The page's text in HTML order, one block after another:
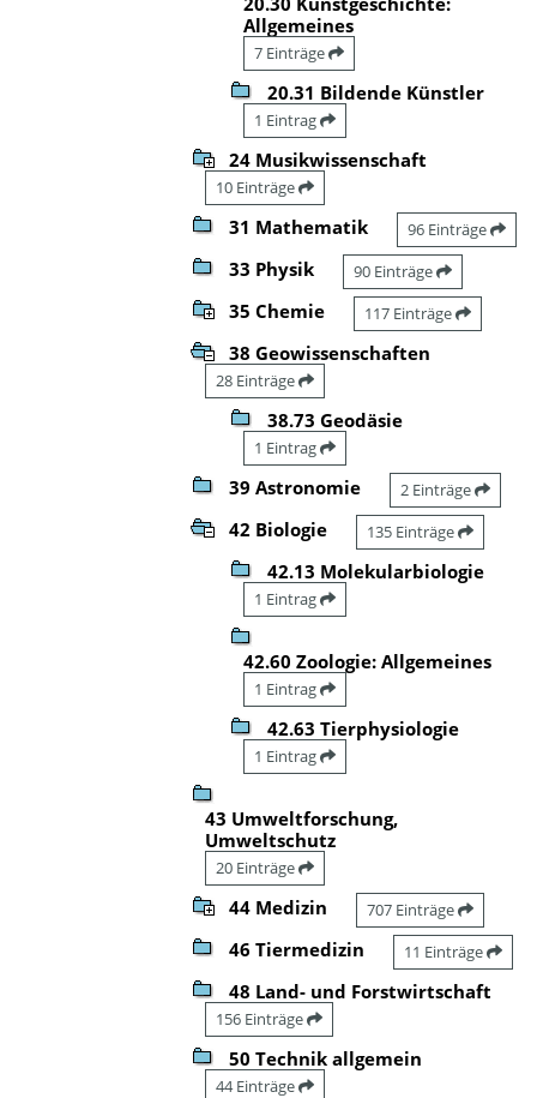
Allgemeines
7 Einträge
20.31 Bildende Künstler
1 Eintrag
24 Musikwissenschaft
10 Einträge
31 Mathematik 96 Einträge
33 Physik 90 Einträge
35 Chemie 117 Einträge
38 Geowissenschaften
28 Einträge
38.73 Geodäsie
1 Eintrag
39 Astronomie 2 Einträge
42 Biologie 135 Einträge
42.13 Molekularbiologie
1 Eintrag
42.60 Zoologie: Allgemeines
1 Eintrag
42.63 Tierphysiologie
1 Eintrag
43 Umweltforschung,
Umweltschutz
20 Einträge
44 Medizin 707 Einträge
46 Tiermedizin 11 Einträge
48 Land- und Forstwirtschaft
156 Einträge
50 Technik allgemein
44 Einträge